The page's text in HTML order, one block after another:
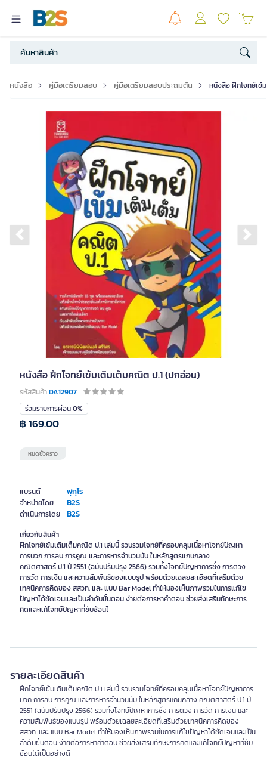
หนังสือ คู่มือเตรียมสอบ คู่มือเตรียมสอบประถมต้น หนังสือ ฝึกโจทย์เข้
Previous slide
หนังสือ ฝึกโจทย์เข้มเติมเต็มคณิต ป.1 (ปกอ่อน)
รหัสสินค้าDA12907
แบรนด์ ฟุกุโร
จำหน่ายโดย B2S
ดำเนินการโดย B2S
ร่วมรายการผ่อน 0%
หมดชั่วคราว
฿ 169.00
เกี่ยวกับสินค้า
ฝึกโจทย์เข้มเติมเต็มคณิต ป.1 เล่มนี้ รวบรวมโจทย์ที่ครอบคลุมเนื้อหาโจทย์ปัญหา
การบวก การลบ การคูณ และการหารจำนวนนับ ในหลักสูตรแกนกลาง
คณิตศาสตร์ ป.1 ปี 2551 (ฉบับปรับปรุง 2566) รวมทั้งโจทย์ปัญหาการชั่ง การตวง
การวัด การเงิน และความสัมพันธ์ของแบบรูป พร้อมด้วยเฉลยละเอียดที่เสริมด้วย
เทคนิคการคิดของ สสวท. และ แบบ Bar Model ทำให้มองเห็นภาพรวมในการแก้ไข
ปัญหาได้ชัดเจนและเป็นลำดับขั้นตอน ง่ายต่อการหาคำตอบ ช่วยส่งเสริมทักษะการ
คิดและแก้โจทย์ปัญหาที่ซับซ้อนไ
รายละเอียดสินค้า
ฝึกโจทย์เข้มเติมเต็มคณิต ป.1 เล่มนี้ รวบรวมโจทย์ที่ครอบคลุมเนื้อหาโจทย์ปัญหาการ
บวก การลบ การคูณ และการหารจำนวนนับ ในหลักสูตรแกนกลาง คณิตศาสตร์ ป.1 ปี
2551 (ฉบับปรับปรุง 2566) รวมทั้งโจทย์ปัญหาการชั่ง การตวง การวัด การเงิน และ
ความสัมพันธ์ของแบบรูป พร้อมด้วยเฉลยละเอียดที่เสริมด้วยเทคนิคการคิดของ
สสวท. และ แบบ Bar Model ทำให้มองเห็นภาพรวมในการแก้ไขปัญหาได้ชัดเจนและเป็น
ลำดับขั้นตอน ง่ายต่อการหาคำตอบ ช่วยส่งเสริมทักษะการคิดและแก้โจทย์ปัญหาที่ซับ
ซ้อนได้เป็นอย่างดี